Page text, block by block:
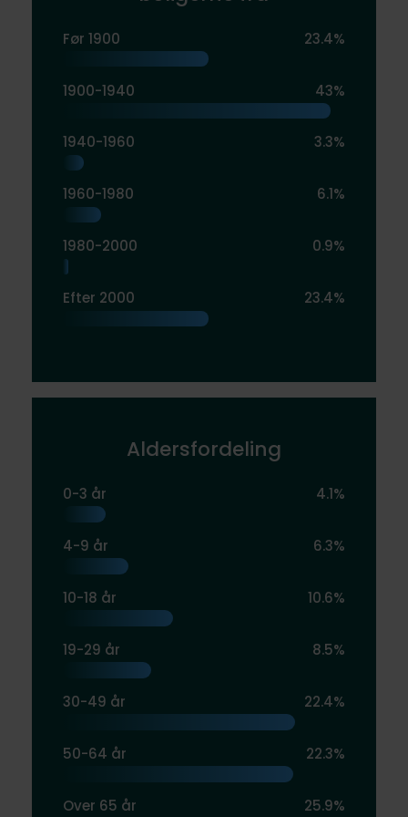
Før 1900 23.4%
1900-1940 43%
1940-1960 3.3%
1960-1980 6.1%
1980-2000 0.9%
Efter 2000 23.4%
Aldersfordeling
0-3 år 4.1%
4-9 år 6.3%
10-18 år 10.6%
19-29 år 8.5%
30-49 år 22.4%
50-64 år 22.3%
Over 65 år 25.9%